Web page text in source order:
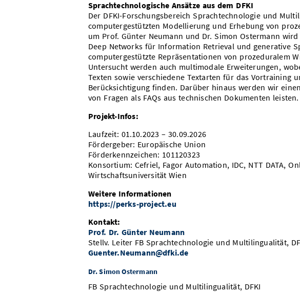
Sprachtechnologische Ansätze aus dem DFKI
Der DFKI-Forschungsbereich Sprachtechnologie und
computergestützten Modellierung und Erhebung von
um Prof. Günter Neumann und Dr. Simon Ostermann
Deep Networks für Information Retrieval und generative
computergestützte Repräsentationen von prozeduralem
Untersucht werden auch multimodale Erweiterungen,
Texten sowie verschiedene Textarten für das Vortraining
Berücksichtigung finden. Darüber hinaus werden wir
von Fragen als FAQs aus technischen Dokumenten leisten.
Projekt-Infos:
Laufzeit: 01.10.2023 – 30.09.2026
Fördergeber: Europäische Union
Förderkennzeichen: 101120323
Konsortium: Cefriel, Fagor Automation, IDC, NTT DATA,
Wirtschaftsuniversität Wien
Weitere Informationen
https://perks-project.eu
Kontakt:
Prof. Dr. Günter Neumann
Stellv. Leiter FB Sprachtechnologie und Multilingualität,
Guenter.Neumann@dfki.de
Dr. Simon Ostermann
FB Sprachtechnologie und Multilingualität, DFKI